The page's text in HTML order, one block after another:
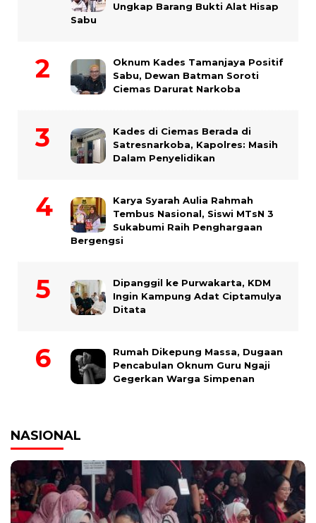
Ungkap Barang Bukti Alat Hisap
Sabu
Oknum Kades Tamanjaya Positif
Sabu, Dewan Batman Soroti
Ciemas Darurat Narkoba
Kades di Ciemas Berada di
Satresnarkoba, Kapolres: Masih
Dalam Penyelidikan
Karya Syarah Aulia Rahmah
Tembus Nasional, Siswi MTsN 3
Sukabumi Raih Penghargaan
Bergengsi
Dipanggil ke Purwakarta, KDM
Ingin Kampung Adat Ciptamulya
Ditata
Rumah Dikepung Massa, Dugaan
Pencabulan Oknum Guru Ngaji
Gegerkan Warga Simpenan
NASIONAL